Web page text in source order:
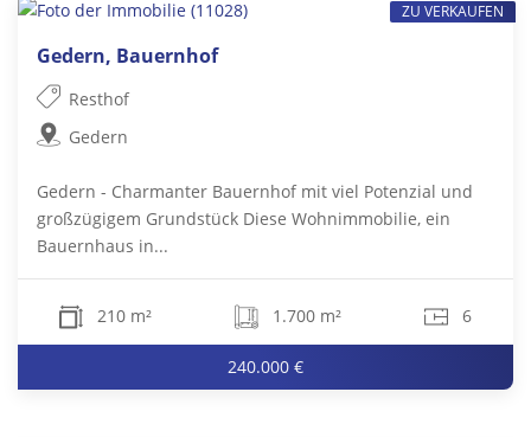
Gedern, Bauernhof
Resthof
Gedern
Gedern - Charmanter Bauernhof mit viel Potenzial und
großzügigem Grundstück Diese Wohnimmobilie, ein
Bauernhaus in...
210 m² 1.700 m² 6
240.000 €
ZU VERKAUFEN